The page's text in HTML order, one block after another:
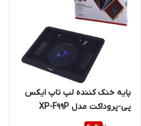
پایه خنک کننده لپ تاپ ایکس
پی-پروداکت مدل XP-F99P